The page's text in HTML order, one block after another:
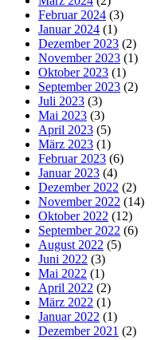
Februar 2024 (3)
Januar 2024 (1)
Dezember 2023 (2)
November 2023 (1)
Oktober 2023 (1)
September 2023 (2)
Juli 2023 (3)
Mai 2023 (3)
April 2023 (5)
März 2023 (1)
Februar 2023 (6)
Januar 2023 (4)
Dezember 2022 (2)
November 2022 (14)
Oktober 2022 (12)
September 2022 (6)
August 2022 (5)
Juni 2022 (3)
Mai 2022 (1)
April 2022 (2)
März 2022 (1)
Januar 2022 (1)
Dezember 2021 (2)